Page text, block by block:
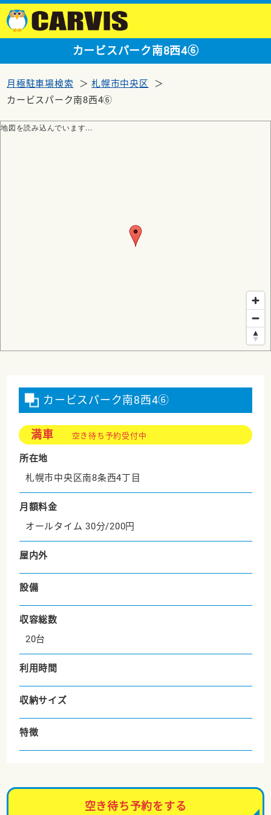
カービスパーク南8西4⑥
月極駐車場検索
札幌市中央区
カービスパーク南8西4⑥
地図を読み込んでいます...
カービスパーク南8西4⑥
満車 空き待ち予約受付中
所在地
札幌市中央区南8条西4丁目
月額料金
オールタイム 30分/200円
屋内外
設備
収容総数
20台
利用時間
収納サイズ
特徴
空き待ち予約をする